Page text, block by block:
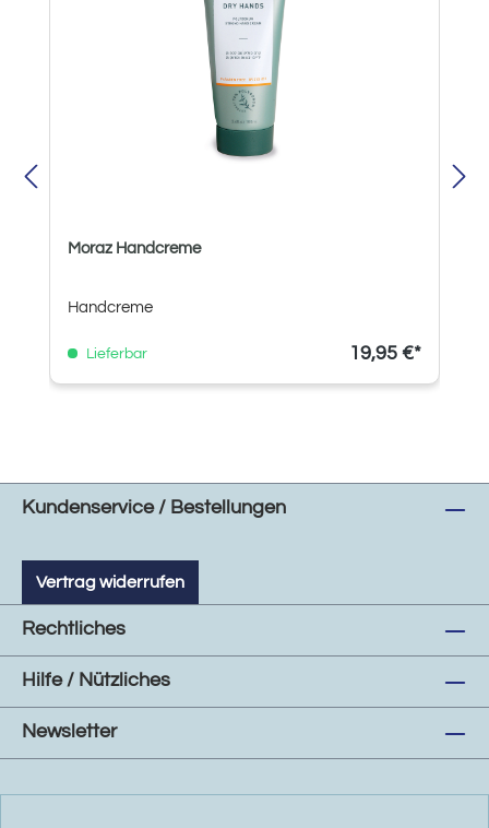
Moraz Handcreme
Handcreme
Lieferbar 19,95 €*
Kundenservice / Bestellungen
Vertrag widerrufen
Rechtliches
Hilfe / Nützliches
Newsletter